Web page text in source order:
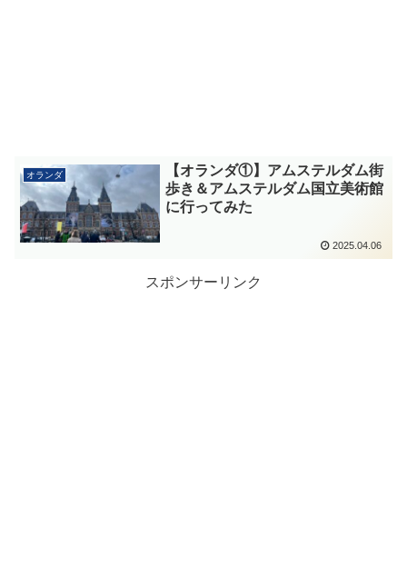
オランダ
【オランダ①】アムステルダム街
歩き＆アムステルダム国立美術館
に行ってみた
2025.04.06
スポンサーリンク